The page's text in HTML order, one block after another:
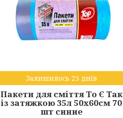
Залишилось 25 днів
Пакети для сміття То Є Так
із затяжкою 35л 50х60см 70
шт синие